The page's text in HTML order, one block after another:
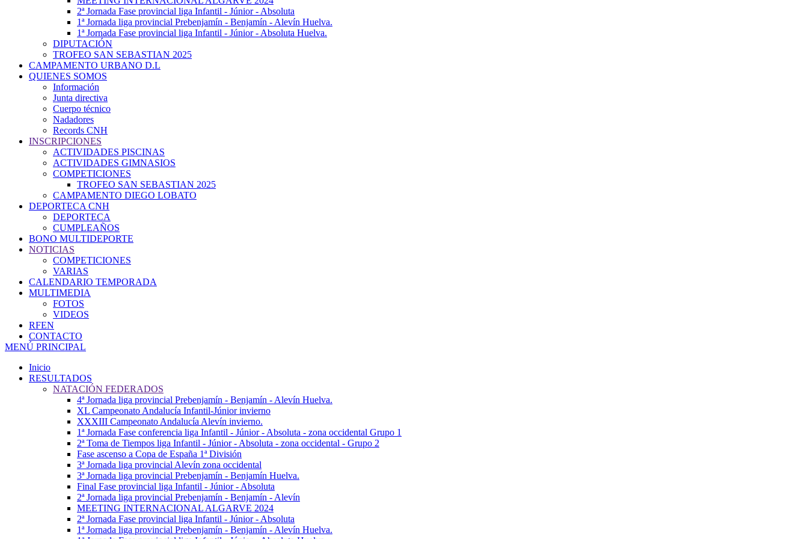
2ª Jornada Fase provincial liga Infantil - Júnior - Absoluta
1ª Jornada liga provincial Prebenjamín - Benjamín - Alevín Huelva.
1ª Jornada Fase provincial liga Infantil - Júnior - Absoluta Huelva.
DIPUTACIÓN
TROFEO SAN SEBASTIAN 2025
CAMPAMENTO URBANO D.L
QUIENES SOMOS
Información
Junta directiva
Cuerpo técnico
Nadadores
Records CNH
INSCRIPCIONES
ACTIVIDADES PISCINAS
ACTIVIDADES GIMNASIOS
COMPETICIONES
TROFEO SAN SEBASTIAN 2025
CAMPAMENTO DIEGO LOBATO
DEPORTECA CNH
DEPORTECA
CUMPLEAÑOS
BONO MULTIDEPORTE
NOTICIAS
COMPETICIONES
VARIAS
CALENDARIO TEMPORADA
MULTIMEDIA
FOTOS
VIDEOS
RFEN
CONTACTO
MENÚ PRINCIPAL
Inicio
RESULTADOS
NATACIÓN FEDERADOS
4ª Jornada liga provincial Prebenjamín - Benjamín - Alevín Huelva.
XL Campeonato Andalucía Infantil-Júnior invierno
XXXIII Campeonato Andalucía Alevín invierno.
1ª Jornada Fase conferencia liga Infantil - Júnior - Absoluta - zona occidental Grupo 1
2ª Toma de Tiempos liga Infantil - Júnior - Absoluta - zona occidental - Grupo 2
Fase ascenso a Copa de España 1ª División
3ª Jornada liga provincial Alevín zona occidental
3ª Jornada liga provincial Prebenjamín - Benjamín Huelva.
Final Fase provincial liga Infantil - Júnior - Absoluta
2ª Jornada liga provincial Prebenjamín - Benjamín - Alevín
MEETING INTERNACIONAL ALGARVE 2024
2ª Jornada Fase provincial liga Infantil - Júnior - Absoluta
1ª Jornada liga provincial Prebenjamín - Benjamín - Alevín Huelva.